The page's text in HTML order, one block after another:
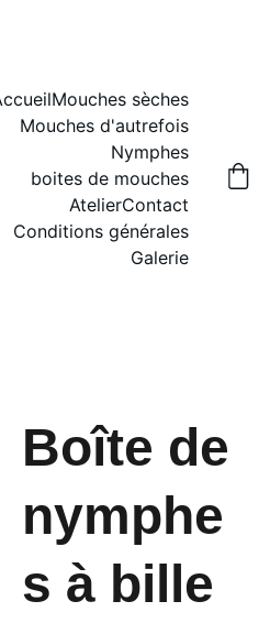
Mouches sèches
Mouches d'autrefois
Nymphes
boites de mouches
AtelierContact
Conditions générales
Galerie
Boîte de
nymphe
s à bille